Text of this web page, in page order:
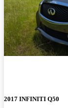
2017 INFINITI Q50